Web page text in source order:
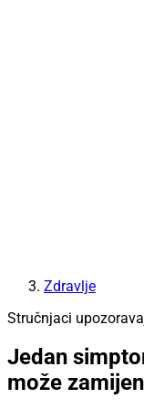
Zdravlje
Stručnjaci
Jedan
može